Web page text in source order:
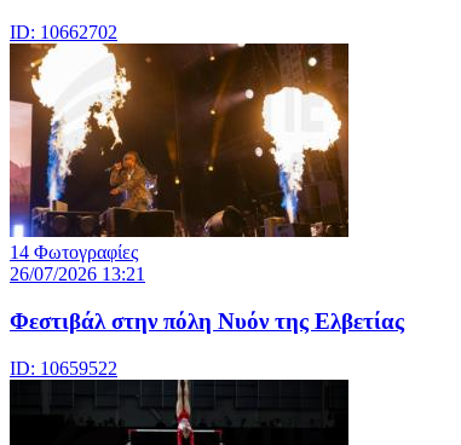
ID: 10662702
14 Φωτογραφίες
26/07/2026 13:21
Φεστιβάλ στην πόλη Νυόν της Ελβετίας
ID: 10659522